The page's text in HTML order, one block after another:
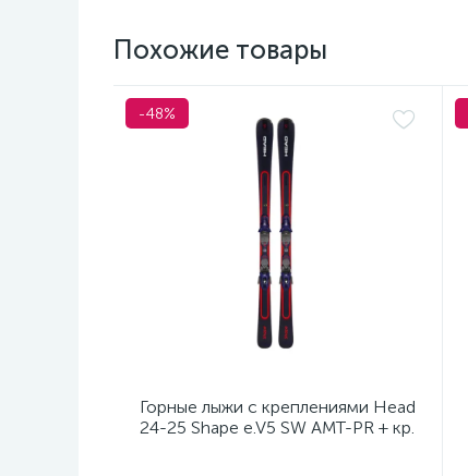
Похожие товары
-48%
Горные лыжи с креплениями Head
24-25 Shape e.V5 SW AMT-PR + кр.